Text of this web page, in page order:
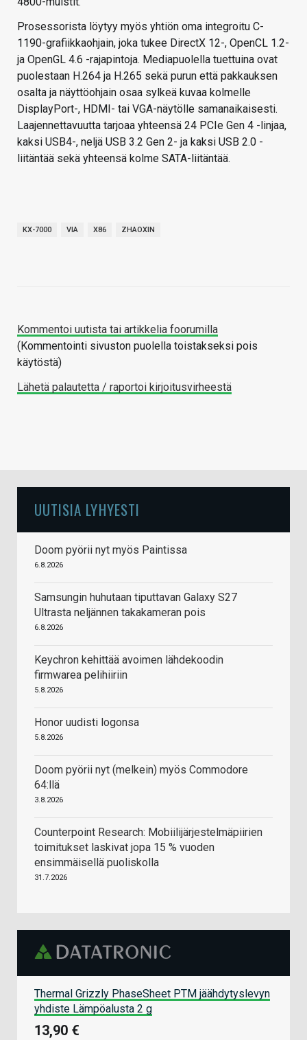
Prosessorista löytyy myös yhtiön oma integroitu C-
1190-grafiikkaohjain, joka tukee DirectX 12-, OpenCL 1.2-
ja OpenGL 4.6 -rajapintoja. Mediapuolella tuettuina ovat
puolestaan H.264 ja H.265 sekä purun että pakkauksen
osalta ja näyttöohjain osaa sylkeä kuvaa kolmelle
DisplayPort-, HDMI- tai VGA-näytölle samanaikaisesti.
Laajennettavuutta tarjoaa yhteensä 24 PCIe Gen 4 -linjaa,
kaksi USB4-, neljä USB 3.2 Gen 2- ja kaksi USB 2.0 -
liitäntää sekä yhteensä kolme SATA-liitäntää.
KX-7000 VIA X86 ZHAOXIN
Kommentoi uutista tai artikkelia foorumilla
(Kommentointi sivuston puolella toistakseksi pois
käytöstä)
Lähetä palautetta / raportoi kirjoitusvirheestä
UUTISIA LYHYESTI
Doom pyörii nyt myös Paintissa
6.8.2026
Samsungin huhutaan tiputtavan Galaxy S27
Ultrasta neljännen takakameran pois
6.8.2026
Keychron kehittää avoimen lähdekoodin
firmwarea pelihiiriin
5.8.2026
Honor uudisti logonsa
5.8.2026
Doom pyörii nyt (melkein) myös Commodore
64:llä
3.8.2026
Counterpoint Research: Mobiilijärjestelmäpiirien
toimitukset laskivat jopa 15 % vuoden
ensimmäisellä puoliskolla
31.7.2026
Thermal Grizzly PhaseSheet PTM jäähdytyslevyn
yhdiste Lämpöalusta 2 g
13,90 €